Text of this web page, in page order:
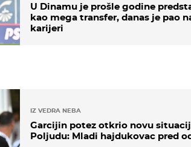
U Dinamu je prošle godine
kao mega transfer, danas je pao
karijeri
IZ VEDRA NEBA
Garcijin potez otkrio novu
Poljudu: Mladi hajdukovac pred